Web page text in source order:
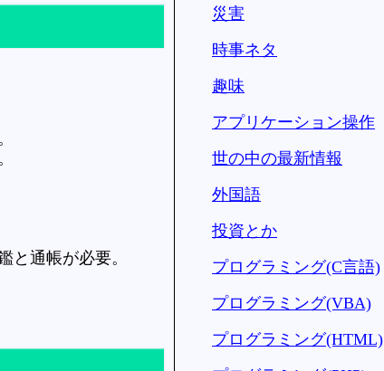
と通帳が必要。
災害
時事ネタ
趣味
アプリケーション操作
世の中の最新情報
外国語
投資とか
プログラミング(C言語)
プログラミング(VBA)
プログラミング(HTML)